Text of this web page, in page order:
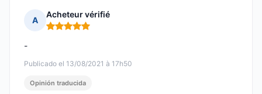
A
Acheteur vérifié
Nota: 5 de 5
Publicado el 13/08/2021 à 17h50
-
Opinión traducida